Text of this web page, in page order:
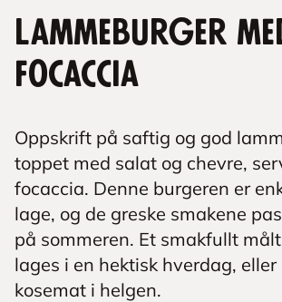
Lammeburger
focaccia
Oppskrift på saftig og god
toppet med salat og chevre,
focaccia. Denne burgeren er
lage, og de greske smakene
på sommeren. Et smakfullt
lages i en hektisk hverdag, eller
kosemat i helgen.